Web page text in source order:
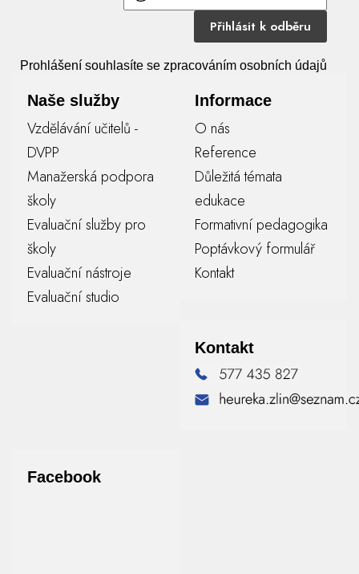
Přihlásit k odběru
Prohlášení souhlasíte se zpracováním osobních údajů
Naše služby
Vzdělávání učitelů -
DVPP
Manažerská podpora
školy
Evaluační služby pro
školy
Evaluační nástroje
Evaluační studio
Informace
O nás
Reference
Důležitá témata
edukace
Formativní pedagogika
Poptávkový formulář
Kontakt
Kontakt
Facebook